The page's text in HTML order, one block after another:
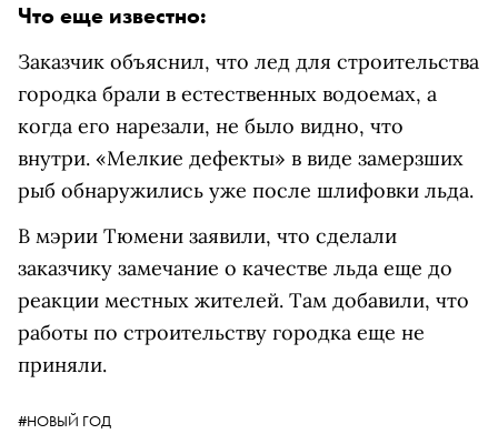
Что еще известно:
Заказчик объяснил, что лед для строительства
городка брали в естественных водоемах, а
когда его нарезали, не было видно, что
внутри. «Мелкие дефекты» в виде замерзших
рыб обнаружились уже после шлифовки льда.
В мэрии Тюмени заявили, что сделали
заказчику замечание о качестве льда еще до
реакции местных жителей. Там добавили, что
работы по строительству городка еще не
приняли.
#НОВЫЙ ГОД